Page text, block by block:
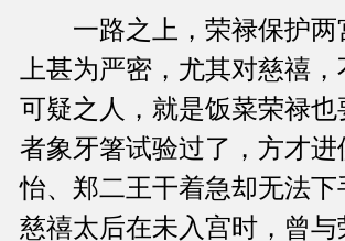
一路之上，荣禄保护两
上甚为严密，尤其对慈禧
可疑之人，就是饭菜荣禄也
者象牙箸试验过了，方才进
怡、郑二王干着急却无法
慈禧太后在未入宫时，曾与